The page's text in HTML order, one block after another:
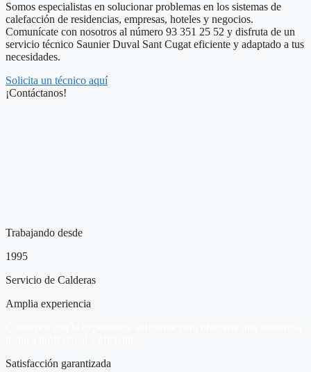
Somos especialistas en solucionar problemas en los sistemas de
calefacción de residencias, empresas, hoteles y negocios.
Comunícate con nosotros al número 93 351 25 52 y disfruta de un
servicio técnico Saunier Duval Sant Cugat eficiente y adaptado a tus
necesidades.
Solicita un técnico aquí
¡Contáctanos!
Trabajando desde
1995
Servicio de Calderas
Amplia experiencia
Satisfacción garantizada